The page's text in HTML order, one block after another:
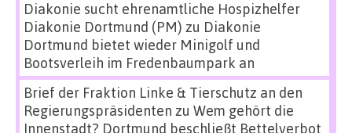
Diakonie sucht ehrenamtliche Hospizhelfer
Diakonie Dortmund (PM) zu Diakonie
Dortmund bietet wieder Minigolf und
Bootsverleih im Fredenbaumpark an
Brief der Fraktion Linke & Tierschutz an den
Regierungspräsidenten zu Wem gehört die
Innenstadt? Dortmund beschließt Bettelverbot